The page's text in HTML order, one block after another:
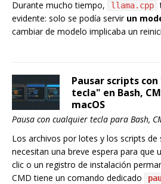
Durante mucho tiempo,
llama.cpp
evidente: solo se podía servir un
cambiar de modelo implicaba un
Pausar scripts
tecla" en Bash,
macOS
Pausa con cualquier tecla para Bash,
Los archivos por lotes y los scripts de
necesitan una breve espera para que
clic o un registro de instalación
CMD tiene un comando dedicado